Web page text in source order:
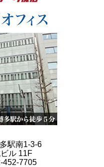
駅南1-3-6
ル 11F
452-7705